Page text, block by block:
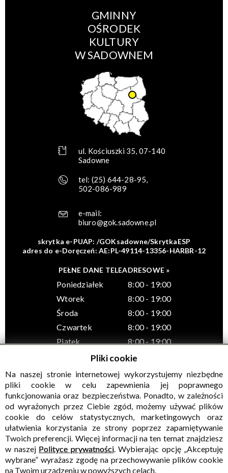
GMINNY
OŚRODEK
KULTURY
W SADOWNEM
ul. Kościuszki 35, 07-140
Sadowne
tel: (25) 644-28-95,
502-086-989
e-mail:
biuro@gok.sadowne.pl
skrytka e-PUAP: /GOKsadowne/SkrytkaESP
adres do e-Doręczeń: AE:PL-49114-13356-HARBR-12
PEŁNE DANE TELEADRESOWE »
Poniedziałek
8:00 - 19:00
Wtorek
8:00 - 19:00
Środa
8:00 - 19:00
Czwartek
8:00 - 19:00
Piątek
8:00 - 19:00
© Wszelkie prawa zastrzeżone, Gminny Ośrodek Kultury w
Sadownem
Pliki cookie
Na naszej stronie internetowej wykorzystujemy niezbędne
pliki cookie w celu zapewnienia jej poprawnego
funkcjonowania oraz bezpieczeństwa. Ponadto, w zależności
od wyrażonych przez Ciebie zgód, możemy używać plików
cookie do celów statystycznych, marketingowych oraz
ułatwienia korzystania ze strony poprzez zapamiętywanie
Twoich preferencji. Więcej informacji na ten temat znajdziesz
w naszej Polityce prywatności. Wybierając opcję „Akceptuję
wybrane” wyrażasz zgodę na przechowywanie plików cookie
na Twoim urządzeniu w powyższych celach.